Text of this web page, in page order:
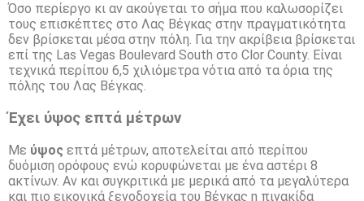
Όσο περίεργο κι αν ακούγεται το σήμα που καλωσορίζει
τους επισκέπτες στο Λας Βέγκας στην πραγματικότητα
δεν βρίσκεται μέσα στην πόλη. Για την ακρίβεια βρίσκεται
επί της Las Vegas Boulevard South στο Clor County. Είναι
τεχνικά περίπου 6,5 χιλιόμετρα νότια από τα όρια της
πόλης του Λας Βέγκας.
Έχει ύψος επτά μέτρων
Με ύψος επτά μέτρων, αποτελείται από περίπου
δυόμιση ορόφους ενώ κορυφώνεται με ένα αστέρι 8
ακτίνων. Αν και συγκριτικά με μερικά από τα μεγαλύτερα
και πιο εικονικά ξενοδοχεία του Βέγκας η πινακίδα